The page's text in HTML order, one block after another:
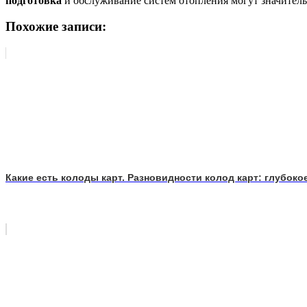
Похожие записи:
Какие есть колоды карт. Разновидности колод карт: